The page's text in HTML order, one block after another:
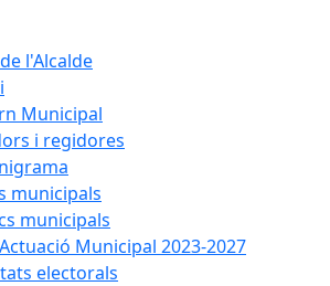
l'Alcalde
Municipal
i regidores
municipals
municipals
Municipal 2023-2027
electorals